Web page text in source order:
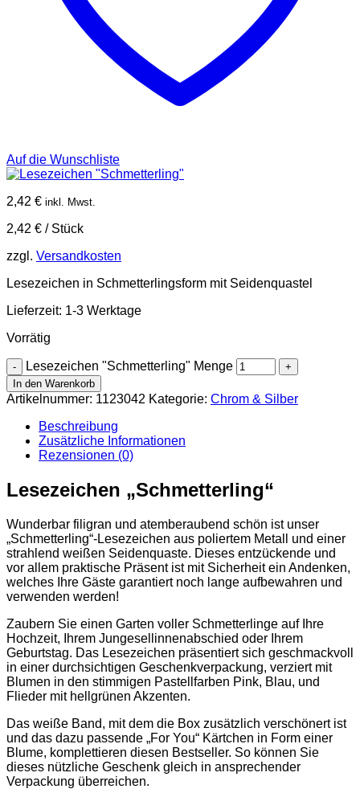
Auf die Wunschliste
2,42 € inkl. Mwst.
2,42 € / Stück
zzgl. Versandkosten
Lesezeichen in Schmetterlingsform mit Seidenquastel
Lieferzeit: 1-3 Werktage
Vorrätig
Lesezeichen "Schmetterling" Menge
In den Warenkorb
Artikelnummer: 1123042 Kategorie: Chrom & Silber
Beschreibung
Zusätzliche Informationen
Rezensionen (0)
Lesezeichen „Schmetterling“
Wunderbar filigran und atemberaubend schön ist unser
„Schmetterling“-Lesezeichen aus poliertem Metall und einer
strahlend weißen Seidenquaste. Dieses entzückende und
vor allem praktische Präsent ist mit Sicherheit ein Andenken,
welches Ihre Gäste garantiert noch lange aufbewahren und
verwenden werden!
Zaubern Sie einen Garten voller Schmetterlinge auf Ihre
Hochzeit, Ihrem Jungesellinnenabschied oder Ihrem
Geburtstag. Das Lesezeichen präsentiert sich geschmackvoll
in einer durchsichtigen Geschenkverpackung, verziert mit
Blumen in den stimmigen Pastellfarben Pink, Blau, und
Flieder mit hellgrünen Akzenten.
Das weiße Band, mit dem die Box zusätzlich verschönert ist
und das dazu passende „For You“ Kärtchen in Form einer
Blume, komplettieren diesen Bestseller. So können Sie
dieses nützliche Geschenk gleich in ansprechender
Verpackung überreichen.